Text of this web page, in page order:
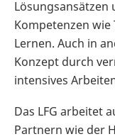
Kompetenzen
Lernen. Auch in
Konzept durch
intensives
Das LFG arbeitet
Partnern wie der